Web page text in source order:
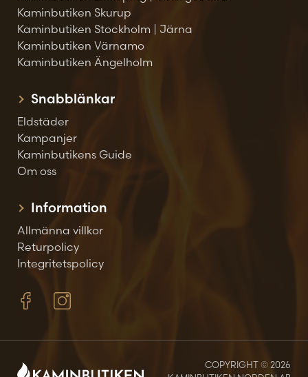
Kaminbutiken Skurup
Kaminbutiken Stockholm | Järna
Kaminbutiken Värnamo
Kaminbutiken Ängelholm
Snabblänkar
Eldstäder
Kampanjer
Kaminbutikens Guide
Om oss
Information
Allmänna villkor
Returpolicy
Integritetspolicy
COPYRIGHT © 2026